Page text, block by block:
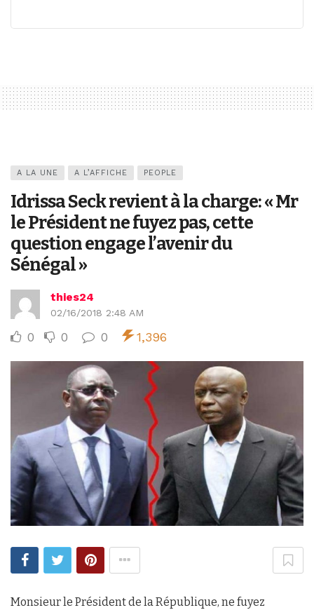
A LA UNE A L’AFFICHE PEOPLE
Idrissa Seck revient à la charge: « Mr
le Président ne fuyez pas, cette
question engage l’avenir du
Sénégal »
thies24
02/16/2018 2:48 AM
0 0 0 1,396
Monsieur le Président de la République, ne fuyez